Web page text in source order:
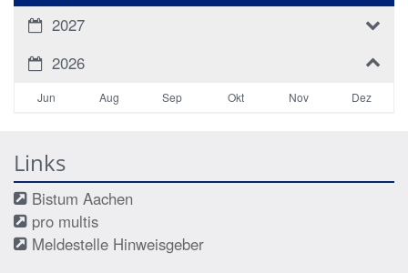
2027
2026
Jun Aug Sep Okt Nov Dez
Links
Bistum Aachen
pro multis
Meldestelle Hinweisgeber